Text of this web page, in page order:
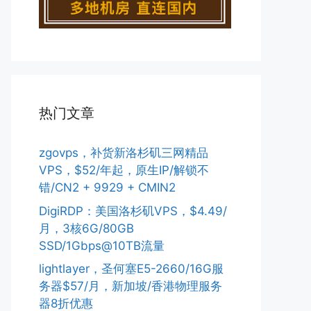
热门文章
zgovps，补货新洛杉矶三网精品
VPS，$52/年起，原生IP/解锁不
错/CN2 + 9929 + CMIN2
DigiRDP：美国洛杉矶VPS，$4.49/
月，3核6G/80GB
SSD/1Gbps@10TB流量
lightlayer，圣何塞E5-2660/16G服
务器$57/月，新加坡/香港物理服务
器8折优惠